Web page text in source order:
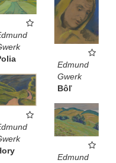
Edmund
Gwerk
Bôľ
Edmund